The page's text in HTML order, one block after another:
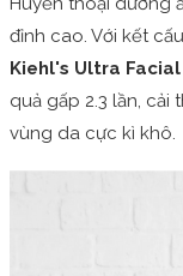
đỉnh cao. Với kết
Kiehl's Ultra
quả gấp 2.3 lần, cải
vùng da cực kì khô.